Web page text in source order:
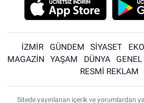
İZMİR GÜNDEM SİYASET
MAGAZİN
YAŞAM DÜNYA GENEL
RESMİ REKLAM
Sitede yayınlanan içerik ve yorumlardan